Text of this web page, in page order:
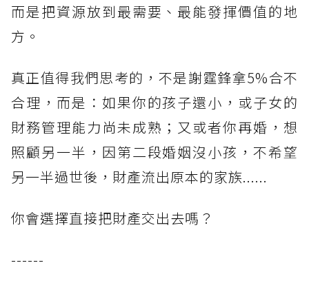
而是把資源放到最需要、最能發揮價值的地
方。
真正值得我們思考的，不是謝霆鋒拿5%合不
合理，而是：如果你的孩子還小，或子女的
財務管理能力尚未成熟；又或者你再婚，想
照顧另一半，因第二段婚姻沒小孩，不希望
另一半過世後，財產流出原本的家族......
你會選擇直接把財產交出去嗎？
------